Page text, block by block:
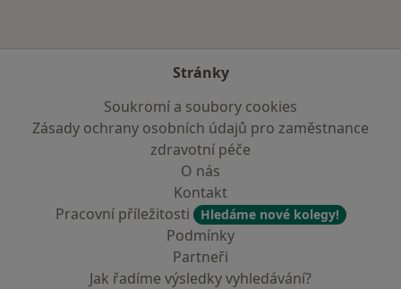
Stránky
Soukromí a soubory cookies
Zásady ochrany osobních údajů pro zaměstnance
zdravotní péče
O nás
Kontakt
Pracovní příležitosti
Hledáme nové kolegy!
Podmínky
Partneři
Jak řadíme výsledky vyhledávání?